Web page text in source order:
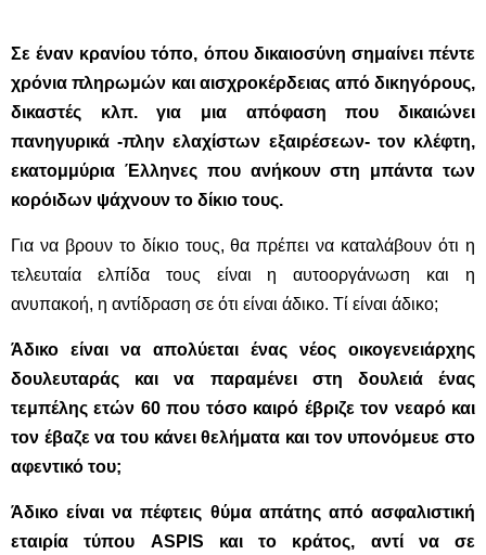
Σε έναν κρανίου τόπο, όπου δικαιοσύνη σημαίνει πέντε
χρόνια πληρωμών και αισχροκέρδειας από δικηγόρους,
δικαστές κλπ. για μια απόφαση που δικαιώνει
πανηγυρικά -πλην ελαχίστων εξαιρέσεων- τον κλέφτη,
εκατομμύρια Έλληνες που ανήκουν στη μπάντα των
κορόιδων ψάχνουν το δίκιο τους.
Για να βρουν το δίκιο τους, θα πρέπει να καταλάβουν ότι η
τελευταία ελπίδα τους είναι η αυτοοργάνωση και η
ανυπακοή, η αντίδραση σε ότι είναι άδικο. Τί είναι άδικο;
Άδικο είναι να απολύεται ένας νέος οικογενειάρχης
δουλευταράς και να παραμένει στη δουλειά ένας
τεμπέλης ετών 60 που τόσο καιρό έβριζε τον νεαρό και
τον έβαζε να του κάνει θελήματα και τον υπονόμευε στο
αφεντικό του;
Άδικο είναι να πέφτεις θύμα απάτης από ασφαλιστική
εταιρία τύπου ASPIS και το κράτος, αντί να σε